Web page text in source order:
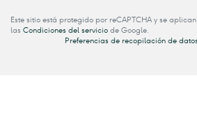
Este sitio está protegido por reCAPTCHA y se
las Condiciones del servicio de Google.
Preferencias de recopilación de